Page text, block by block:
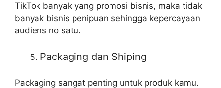
TikTok banyak yang promosi bisnis, maka tidak
banyak bisnis penipuan sehingga kepercayaan
audiens no satu.
Packaging dan Shiping
Packaging sangat penting untuk produk kamu.